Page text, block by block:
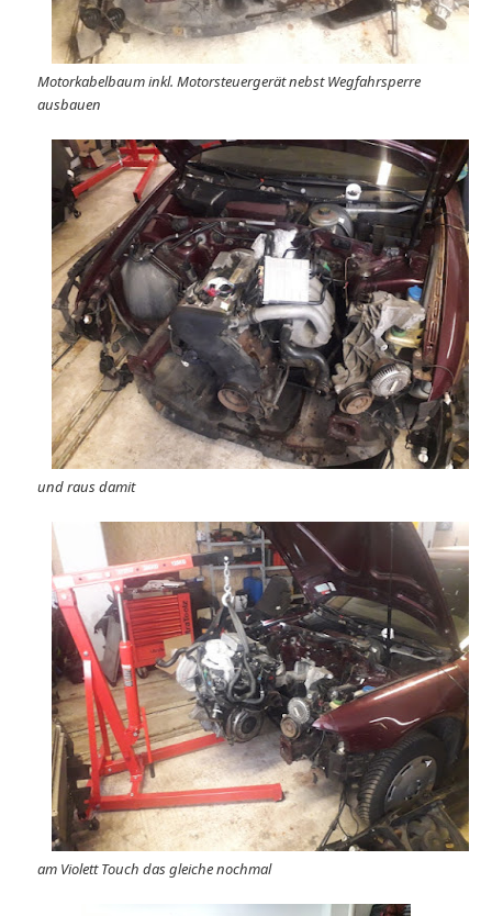
Motorkabelbaum inkl. Motorsteuergerät nebst Wegfahrsperre
ausbauen
und raus damit
am Violett Touch das gleiche nochmal